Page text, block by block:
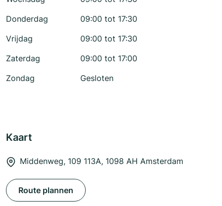
Donderdag
09:00 tot 17:30
Vrijdag
09:00 tot 17:30
Zaterdag
09:00 tot 17:00
Zondag
Gesloten
Kaart
Middenweg, 109 113A, 1098 AH Amsterdam
Route plannen